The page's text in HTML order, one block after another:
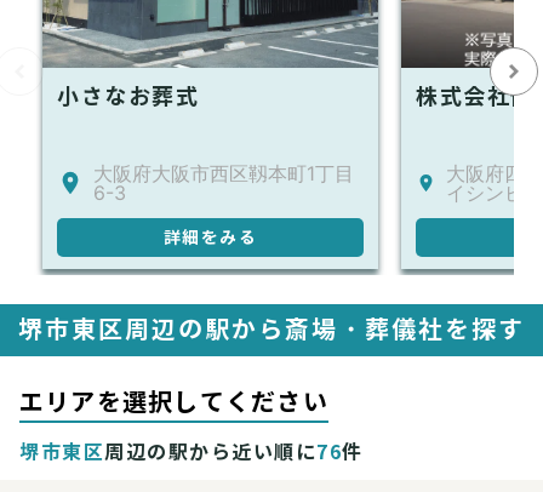
小さなお葬式
大阪府大阪市西区靱本町1丁目
6-3
詳細をみる
株式会社優
大阪府四
イシンビ
堺市東区周辺の駅から斎場・葬儀社を探す
エリアを選択してください
堺市東区周辺の駅から近い順に76件